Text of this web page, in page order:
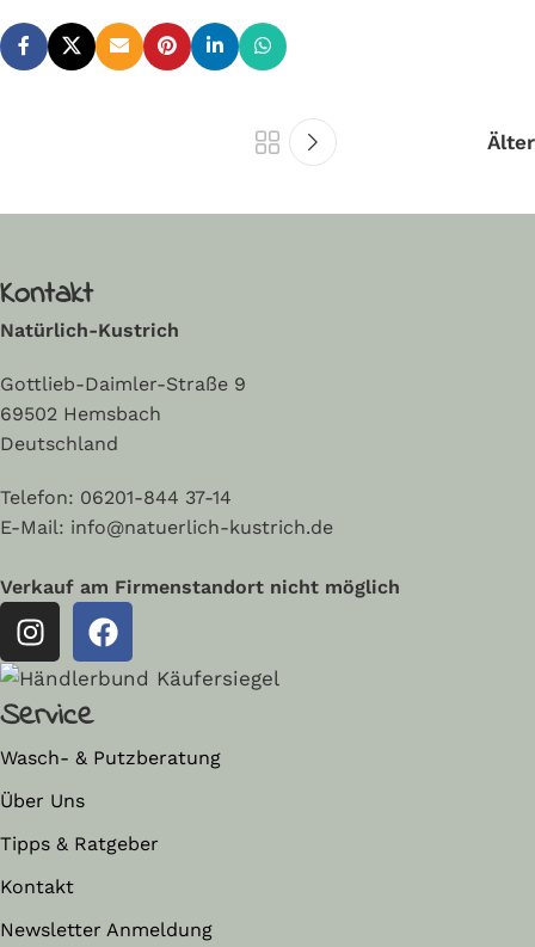
Kratzfrei:
Ultraschallgeschnittene
empfindlichen Oberflächen
Qualität:
Optik:
Elegantes Design,
angenehme Haptik
Älter
Kontakt
Natürlich-Kustrich
Gottlieb-Daimler-Straße 9
69502 Hemsbach
Deutschland
Telefon: 06201-844 37-14
E-Mail: info@natuerlich-kustrich.de
Verkauf am Firmenstandort nicht möglich
Service
Wasch- & Putzberatung
Über Uns
Tipps & Ratgeber
Kontakt
Newsletter Anmeldung